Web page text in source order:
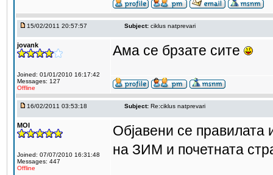
15/02/2011 20:57:57 Subject: ciklus natprevari
jovank
Joined: 01/01/2010 16:17:42
Messages: 127
Offline
Ама се брзате сите
16/02/2011 03:53:18 Subject: Re:ciklus natprevari
MOI
Joined: 07/07/2010 16:31:48
Messages: 447
Offline
Објавени се правилата
на ЗИМ и почетната